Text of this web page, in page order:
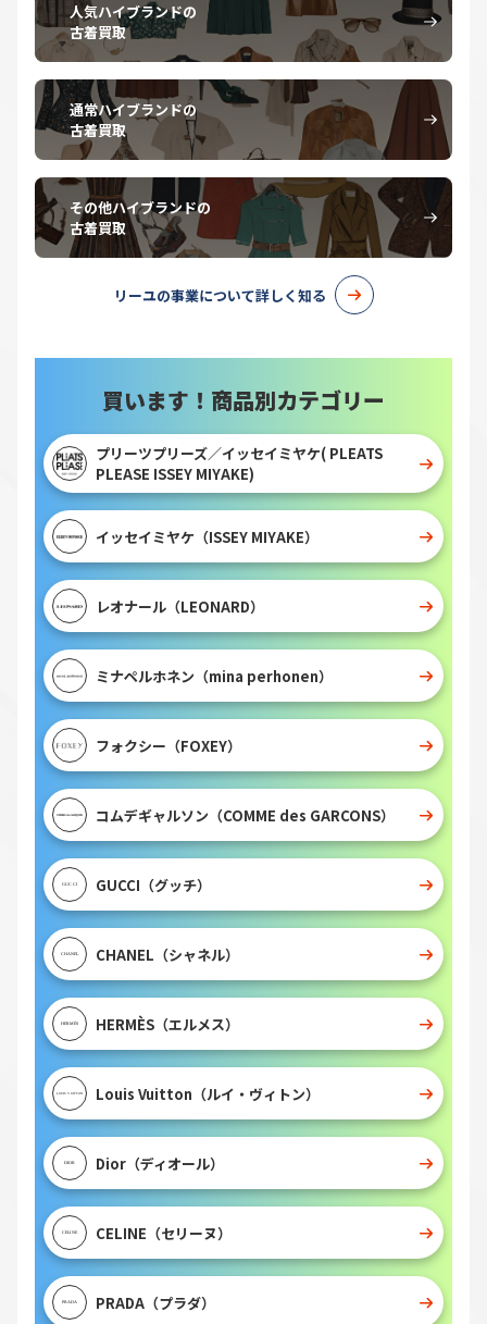
人気ハイブランドの
古着買取
通常ハイブランドの
古着買取
その他ハイブランドの
古着買取
リーユの事業について詳しく知る
買います！商品別カテゴリー
プリーツプリーズ／イッセイミヤケ( PLEATS
PLEASE ISSEY MIYAKE)
イッセイミヤケ（ISSEY MIYAKE）
レオナール（LEONARD）
ミナペルホネン（mina perhonen）
フォクシー（FOXEY）
コムデギャルソン（COMME des GARCONS）
GUCCI（グッチ）
CHANEL（シャネル）
HERMÈS（エルメス）
Louis Vuitton（ルイ・ヴィトン）
Dior（ディオール）
CELINE（セリーヌ）
PRADA（プラダ）